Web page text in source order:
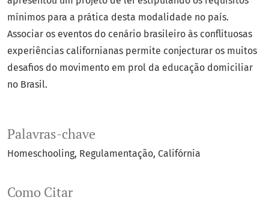
Palavras-chave
Homeschooling Regulamentação Califórnia
Como Citar
mínimos para a prática desta modalidade no país.
Associar os eventos do cenário brasileiro às conflituosas
experiências californianas permite conjecturar os muitos
desafios do movimento em prol da educação domiciliar
no Brasil.